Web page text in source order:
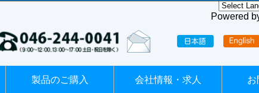
Powered
製品のご購入 会社情報・求人 お